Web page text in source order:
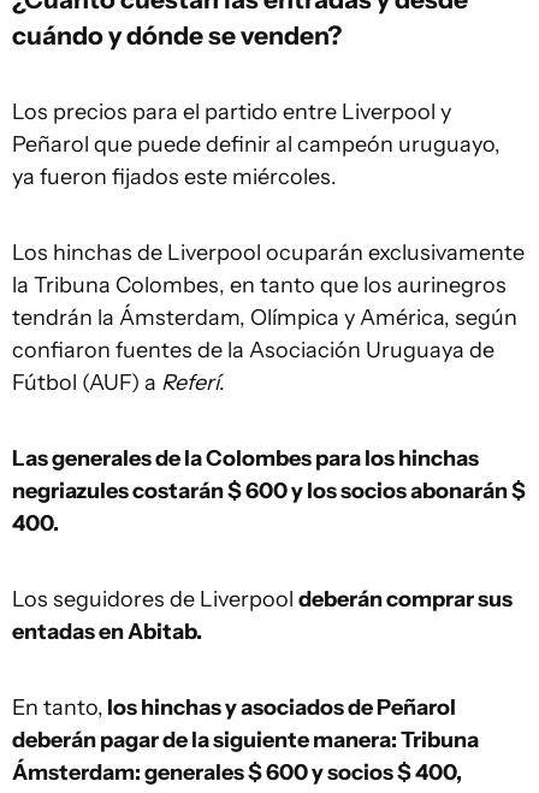
cuándo y dónde se venden?
Los precios para el partido entre Liverpool y
Peñarol que puede definir al campeón uruguayo,
ya fueron fijados este miércoles.
Los hinchas de Liverpool ocuparán exclusivamente
la Tribuna Colombes, en tanto que los aurinegros
tendrán la Ámsterdam, Olímpica y América, según
confiaron fuentes de la Asociación Uruguaya de
Fútbol (AUF) a Referí.
Las generales de la Colombes para los hinchas
negriazules costarán $ 600 y los socios abonarán $
400.
Los seguidores de Liverpool deberán comprar sus
entadas en Abitab.
En tanto, los hinchas y asociados de Peñarol
deberán pagar de la siguiente manera: Tribuna
Ámsterdam: generales $ 600 y socios $ 400,